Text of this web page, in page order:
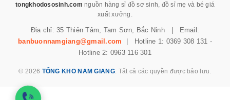
tongkhodososinh.com nguồn hàng sỉ đồ sơ sinh, đồ sỉ mẹ và bé giá
xuất xưởng.
Địa chỉ: 35 Thiên Tâm, Tam Sơn, Bắc Ninh | Email:
banbuonnamgiang@gmail.com | Hotline 1: 0369 308 131 -
Hotline 2: 0963 116 301
© 2026 TỔNG KHO NAM GIANG. Tất cả các quyền được bảo lưu.